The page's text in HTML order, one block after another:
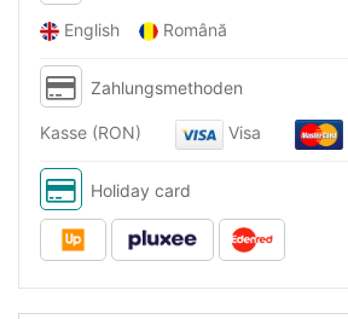
English Română
Zahlungsmethoden
Kasse (RON) Visa
Holiday card